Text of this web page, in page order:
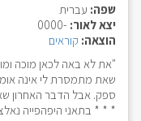
שפה: עברית
יצא לאור: -0000
הוצאה: קוראים
"את לא באה לכאן מוכה
שאת מתמסרת לי אינה
ספק. אבל הדבר האחרון
* * * בתאני היפהפייה